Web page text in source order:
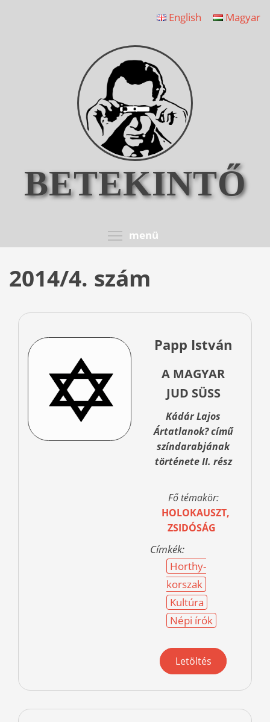
English Magyar
BETEKINTŐ
menü
2014/4. szám
Papp István
A MAGYAR
JUD SÜSS
Kádár Lajos
Ártatlanok? című
színdarabjának
története II. rész
Fő témakör:
HOLOKAUSZT,
ZSIDÓSÁG
Címkék:
Horthy-
korszak
Kultúra
Népi írók
Letöltés